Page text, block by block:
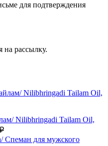
для подтверждения
на рассылку.
Nilibhringadi Tailam Oil,